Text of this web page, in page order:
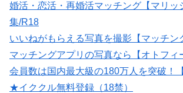
婚活・恋活・再婚活マッチング【マリッ
集/R18
いいねがもらえる写真を撮影【マッチン
マッチングアプリの写真なら【オトフィ
会員数は国内最大級の180万人を突破！
★イククル無料登録（18禁）